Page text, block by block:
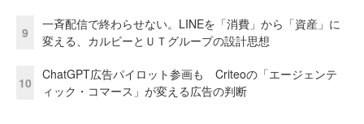
9
一斉配信で終わらせない。LINEを「消費」から「資産」に
変える、カルビーとＵＴグループの設計思想
10
ChatGPT広告パイロット参画も Criteoの「エージェンテ
ィック・コマース」が変える広告の判断